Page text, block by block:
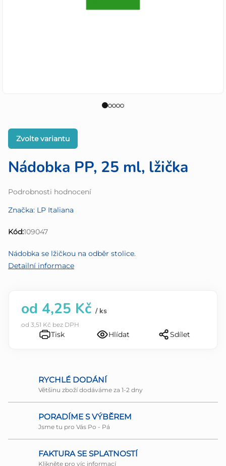
Nádobka PP, 25 ml, lžička
Průměrné
produktu
0,0
hvězdiček.
Podrobnosti hodnocení
Značka: LP Italiana
Kód:109047
Zvolte variantu
Nádobka se lžičkou na odběr stolice.
Detailní informace
od 4,25 Kč / ks
od 3,51 Kč bez DPH
Tisk Hlídat Sdílet
RYCHLÉ DODÁNÍ
Většinu zboží dodáváme za 1-2 dny
PORADÍME S VÝBĚREM
Jsme tu pro Vás Po - Pá
FAKTURA SE SPLATNOSTÍ
Klikněte pro víc informací